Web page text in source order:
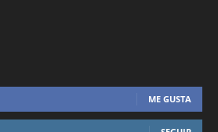
ME GUSTA